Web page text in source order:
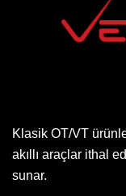
Klasik OT/VT
akıllı araçlar ithal
sunar.